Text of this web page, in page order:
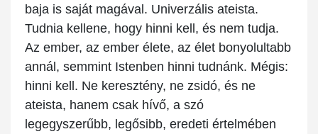
baja is saját magával. Univerzális ateista.
Tudnia kellene, hogy hinni kell, és nem tudja.
Az ember, az ember élete, az élet bonyolultabb
annál, semmint Istenben hinni tudnánk. Mégis:
hinni kell. Ne keresztény, ne zsidó, és ne
ateista, hanem csak hívő, a szó
legegyszerűbb, legősibb, eredeti értelmében